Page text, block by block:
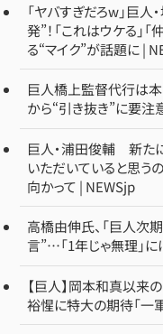
「ヤバすぎだろw」巨
発”！「これはウケる」
る“マイク”が話題に |
巨人橋上監督代行は
から“引き抜き”に要注
巨人・浦田俊輔 新た
いただいていると思う
向かって | NEWSjp
高橋由伸氏、「巨人次
言”…「1年じゃ無理」
【巨人】岡本和真以来
裕惺に特大の期待「一